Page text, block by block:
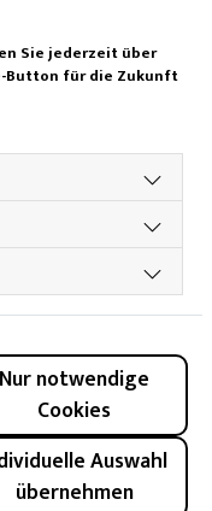
Social Media
Sie jederzeit über
Button für die Zukunft
Nur notwendige
Cookies
Auswahl
übernehmen